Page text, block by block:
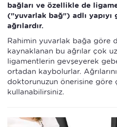
bağları ve özellikle de
("yuvarlak bağ") adlı yapıyı
ağrılardır.
Rahimin yuvarlak bağa göre
kaynaklanan bu ağrılar çok
ligamentlerin gevşeyerek
ortadan kaybolurlar.
doktorunuzun önerisine göre
kullanabilirsiniz.